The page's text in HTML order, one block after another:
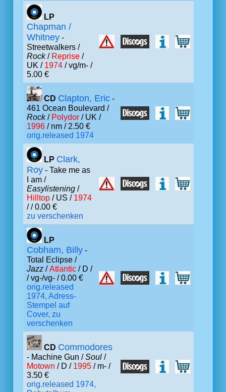
LP
Chapman /
Whitney -
Streetwalkers /
Rock/ Reprise /
UK / 1974 / vg/m- /
5.00 €
CD Clapton, Eric -
461 Ocean Boulevard /
Rock/ Polydor / UK /
1996 / nm / 2.50 €
orig.released 1974
LP Clark,
Roy - Take me as
I am /
Easylistening /
Hilltop / US / 1974
/ / 0.00 €
zu verschenken
LP
Cobham, Billy -
Total Eclipse /
Jazz /Atlantic / D /
/ vg-/vg- / 0.00 €
orig.released
1974, Adress-
Stempel auf
Cover, zu
verschenken
CD Commodores
- Machine Gun /Soul /
Motown / D / 1995 / m- /
3.50 €
orig.released 1974,